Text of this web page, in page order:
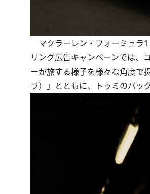
マクラーレン・フォーミュラ
リング広告キャンペーンでは、
ーが旅する様子を様々な角度で
ラ）」とともに、トゥミのバッ